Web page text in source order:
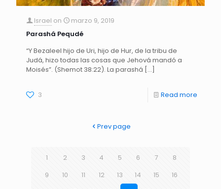
Israel on
marzo 9, 2019
Parashá Pequdé
“Y Bezaleel hijo de Uri, hijo de Hur, de la tribu de
Judá, hizo todas las cosas que Jehová mandó a
Moisés”. (Shemot 38:22). La parashá […]
3 Read more
Prev page
1 2 3 4 5 6 7
8
9
10 11 12 13 14 15
16